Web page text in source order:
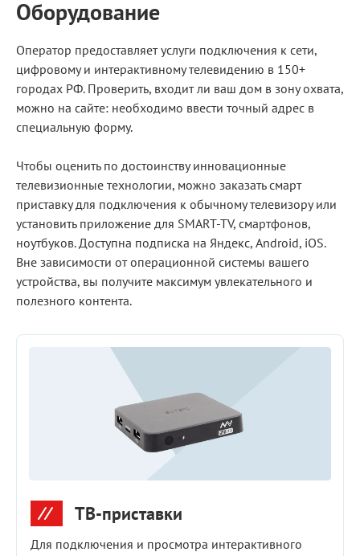
Оборудование
Оператор предоставляет услуги подключения к сети,
цифровому и интерактивному телевидению в 150+
городах РФ. Проверить, входит ли ваш дом в зону охвата,
можно на сайте: необходимо ввести точный адрес в
специальную форму.
Чтобы оценить по достоинству инновационные
телевизионные технологии, можно заказать смарт
приставку для подключения к обычному телевизору или
установить приложение для SMART-TV, смартфонов,
ноутбуков. Доступна подписка на Яндекс, Android, iOS.
Вне зависимости от операционной системы вашего
устройства, вы получите максимум увлекательного и
полезного контента.
ТВ-приставки
Для подключения и просмотра интерактивного